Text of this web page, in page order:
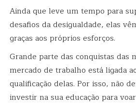
Ainda que leve um tempo para
desafios da desigualdade, elas
graças aos próprios esforços.
Grande parte das conquistas das
mercado de trabalho está ligada
qualificação delas. Por isso, não
investir na sua educação para